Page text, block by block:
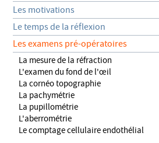
Les motivations
Le temps de la réflexion
Les examens pré-opératoires
La mesure de la réfraction
L'examen du fond de l'œil
La cornéo topographie
La pachymétrie
La pupillométrie
L'aberrométrie
Le comptage cellulaire endothélial